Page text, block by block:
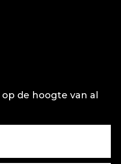
de hoogte van al